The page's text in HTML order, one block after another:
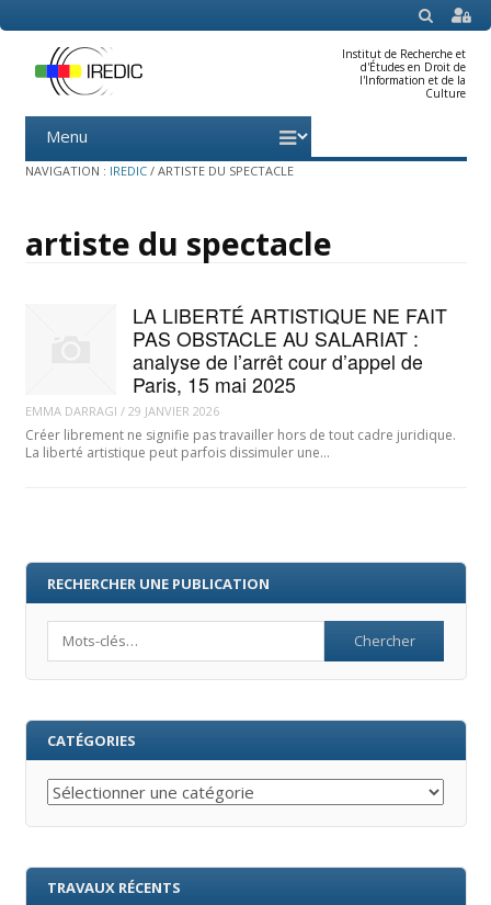
SEARCH
Institut de Recherche et
d'Études en Droit de
l'Information et de la
Culture
Menu
content
NAVIGATION : IREDIC / ARTISTE DU SPECTACLE
artiste du spectacle
LA LIBERTÉ ARTISTIQUE NE FAIT
PAS OBSTACLE AU SALARIAT :
analyse de l’arrêt cour d’appel de
Paris, 15 mai 2025
EMMA DARRAGI / 29 JANVIER 2026
Créer librement ne signifie pas travailler hors de tout cadre juridique.
La liberté artistique peut parfois dissimuler une…
RECHERCHER UNE PUBLICATION
CATÉGORIES
Catégories
TRAVAUX RÉCENTS